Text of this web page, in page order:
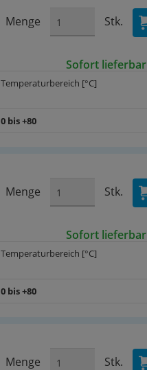
Menge Stk.
Sofort lieferbar
Temperaturbereich [°C]
0 bis +80
Menge Stk.
Sofort lieferbar
Temperaturbereich [°C]
0 bis +80
Menge Stk.